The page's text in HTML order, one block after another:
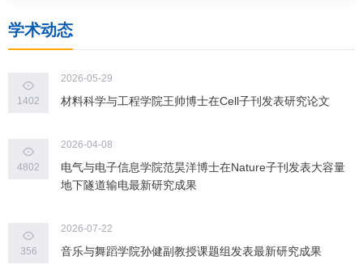
学术动态
1402
2026-05-29
材料科学与工程学院王帅博士在Cell子刊发表研究论文
4802
2026-04-08
电气与电子信息学院范昊洋博士在Nature子刊发表大容量
地下隧道输电最新研究成果
356
2026-07-22
音乐与舞蹈学院孙健副教授课题组发表最新研究成果